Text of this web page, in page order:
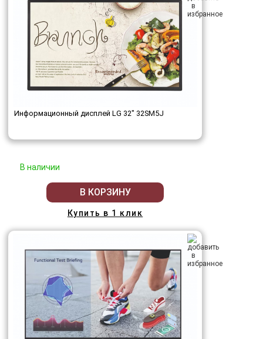
Информационный дисплей LG 32" 32SM5J
В наличии
В КОРЗИНУ
Купить в 1 клик